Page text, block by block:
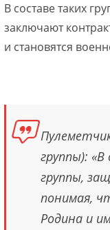
В составе таких
заключают
и становятся
группы):
группы,
понимая,
Родина и